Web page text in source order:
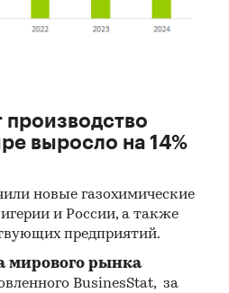
производство
выросло на 14%
новые газохимические
и России, а также
предприятий.
мирового рынка
BusinesStat, за